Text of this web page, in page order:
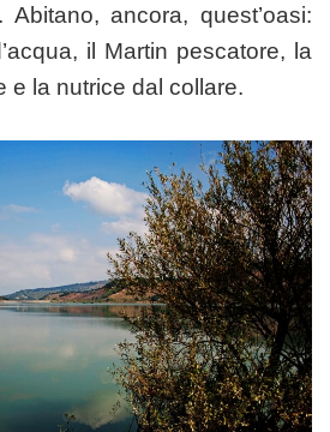
ancora, quest’oasi:
il Martin pescatore, la
e la nutrice dal collare.